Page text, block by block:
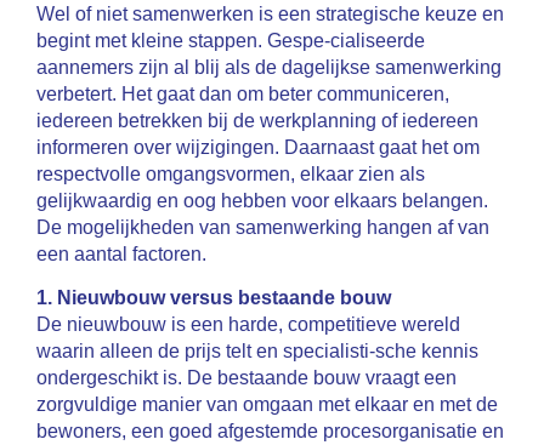
Wel of niet samenwerken is een strategische keuze en
begint met kleine stappen. Gespe-cialiseerde
aannemers zijn al blij als de dagelijkse samenwerking
verbetert. Het gaat dan om beter communiceren,
iedereen betrekken bij de werkplanning of iedereen
informeren over wijzigingen. Daarnaast gaat het om
respectvolle omgangsvormen, elkaar zien als
gelijkwaardig en oog hebben voor elkaars belangen.
De mogelijkheden van samenwerking hangen af van
een aantal factoren.
1. Nieuwbouw versus bestaande bouw
De nieuwbouw is een harde, competitieve wereld
waarin alleen de prijs telt en specialisti-sche kennis
ondergeschikt is. De bestaande bouw vraagt een
zorgvuldige manier van omgaan met elkaar en met de
bewoners, een goed afgestemde procesorganisatie en